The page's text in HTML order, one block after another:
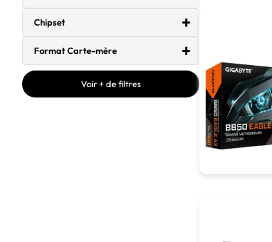
Chipset
Format Carte-mère
Voir + de filtres